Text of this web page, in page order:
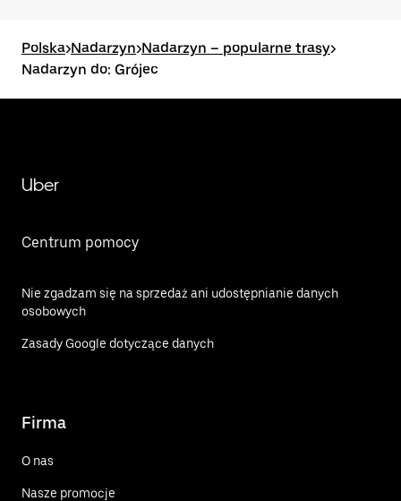
Polska>Nadarzyn>Nadarzyn – popularne trasy>
Nadarzyn do: Grójec
Uber
Centrum pomocy
Nie zgadzam się na sprzedaż ani udostępnianie danych
osobowych
Zasady Google dotyczące danych
Firma
O nas
Nasze promocje